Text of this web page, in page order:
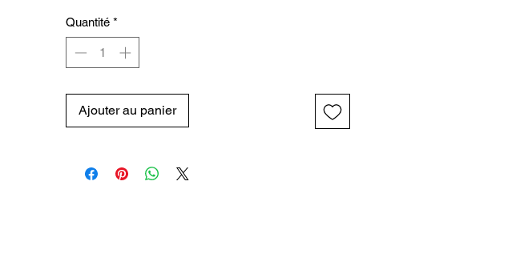
Quantité *
Ajouter au panier